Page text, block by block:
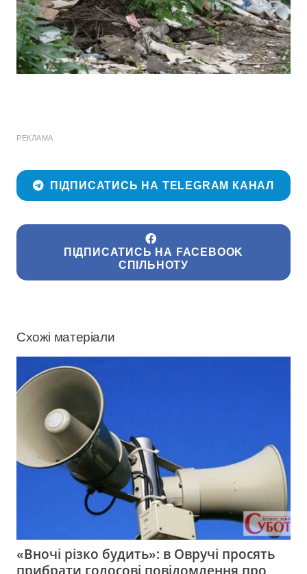
РЕКЛАМА
ПІДПИСАТИСЬ НА TELEGRAM КАНАЛ
ПІДПИСАТИСЬ НА FACEBOOK
СПІЛЬНОТУ
Схожі матеріали
«Вночі різко будить»: в Овручі просять